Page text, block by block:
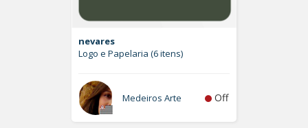
nevares
Logo e Papelaria (6 itens)
Medeiros Arte Off